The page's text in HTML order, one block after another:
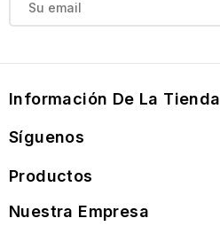
Información De La Tienda
Síguenos
Productos
Nuestra Empresa